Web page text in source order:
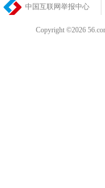
中国互联网举报中心
Copyright ©2026